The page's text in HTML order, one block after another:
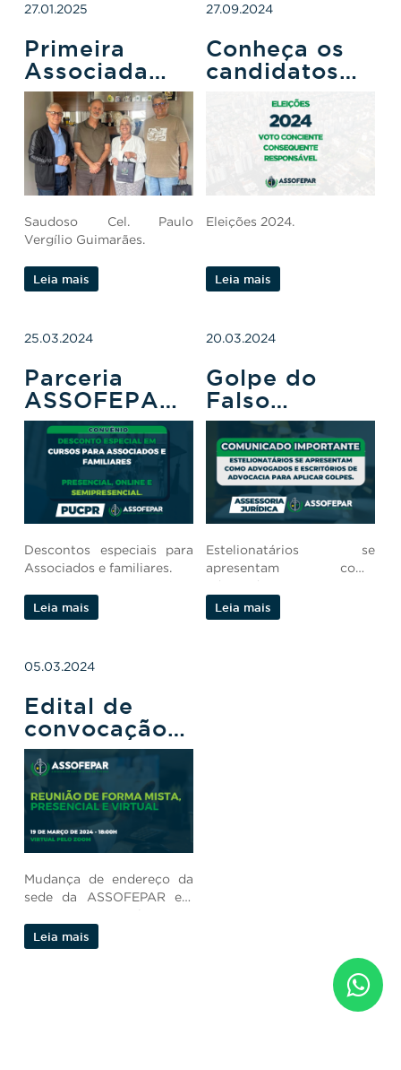
27.01.2025
Primeira
Associada
Pensionista
da Assofepar
Saudoso Cel. Paulo
Vergílio Guimarães.
Leia mais
27.09.2024
Conheça os
candidatos
PM e BM nas
eleições
municipais
Eleições 2024.
Leia mais
25.03.2024
Parceria
ASSOFEPAR
E PUCPR
Descontos especiais para
Associados e familiares.
Leia mais
20.03.2024
Golpe do
Falso
Advogado
Estelionatários se
apresentam como
advogados.
Leia mais
05.03.2024
Edital de
convocação
para reunião
do conselho
deliberativo
Mudança de endereço da
sede da ASSOFEPAR em
seu estatuto social.
Leia mais